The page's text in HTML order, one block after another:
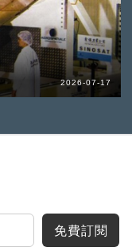
2026-07-17
免費訂閱